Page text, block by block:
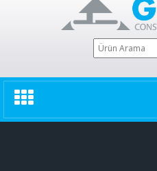
Toggle
navigation